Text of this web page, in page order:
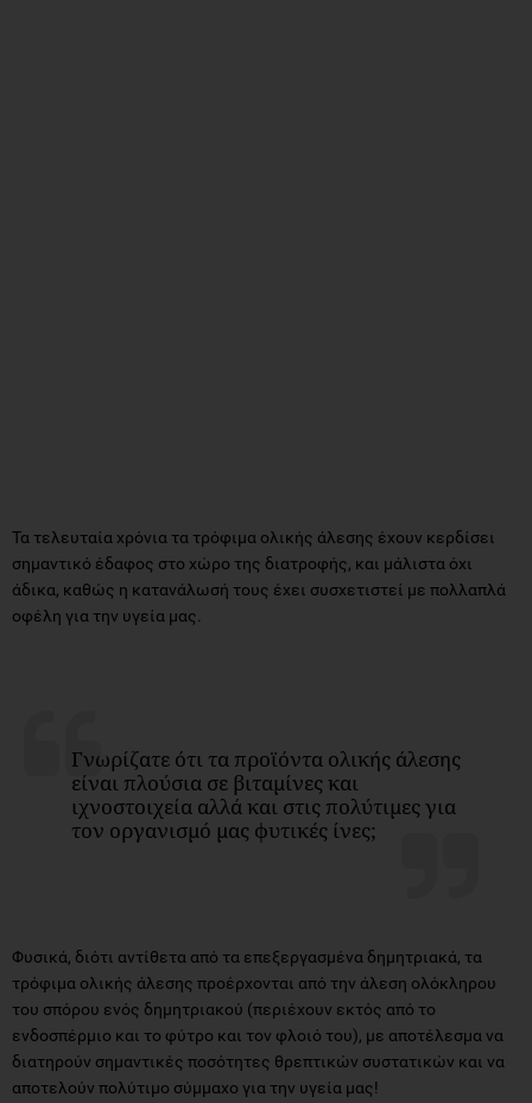
Τα τελευταία χρόνια τα τρόφιμα ολικής άλεσης έχουν κερδίσει
σημαντικό έδαφος στο χώρο της διατροφής, και μάλιστα όχι
άδικα, καθώς η κατανάλωσή τους έχει συσχετιστεί με πολλαπλά
οφέλη για την υγεία μας.
Γνωρίζατε ότι τα προϊόντα ολικής άλεσης
είναι πλούσια σε βιταμίνες και
ιχνοστοιχεία αλλά και στις πολύτιμες για
τον οργανισμό μας φυτικές ίνες;
Φυσικά, διότι αντίθετα από τα επεξεργασμένα δημητριακά, τα
τρόφιμα ολικής άλεσης προέρχονται από την άλεση ολόκληρου
του σπόρου ενός δημητριακού (περιέχουν εκτός από το
ενδοσπέρμιο και το φύτρο και τον φλοιό του), με αποτέλεσμα να
διατηρούν σημαντικές ποσότητες θρεπτικών συστατικών και να
αποτελούν πολύτιμο σύμμαχο για την υγεία μας!